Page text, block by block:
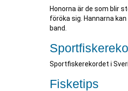
Honorna är de som blir
föröka sig. Hannarna
band.
Sportfiskerekordet i
Fisketips